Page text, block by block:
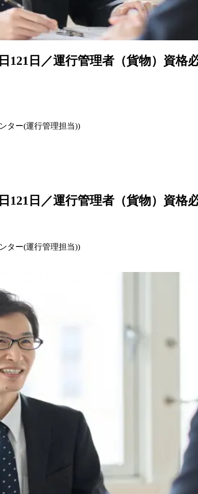
日／運行管理者（貨物）資格
ター(運行管理担当))
日／運行管理者（貨物）資格
ター(運行管理担当))